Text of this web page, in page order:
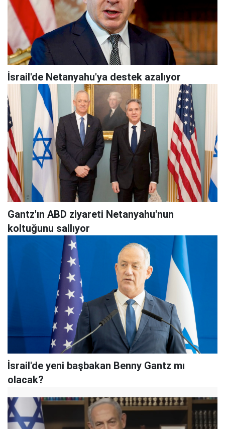
İsrail'de Netanyahu'ya destek azalıyor
Gantz'ın ABD ziyareti Netanyahu'nun
koltuğunu sallıyor
İsrail'de yeni başbakan Benny Gantz mı
olacak?